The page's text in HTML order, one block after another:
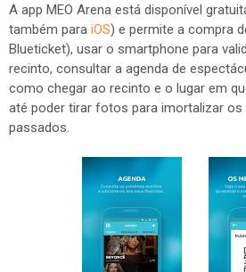
A app MEO Arena está disponível
também para iOS) e permite a compra
Blueticket), usar o smartphone para
recinto, consultar a agenda de
como chegar ao recinto e o lugar em
até poder tirar fotos para imortalizar
passados.